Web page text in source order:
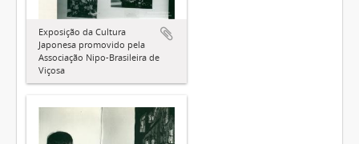
Exposição da Cultura
Japonesa promovido pela
Associação Nipo-Brasileira de
Viçosa